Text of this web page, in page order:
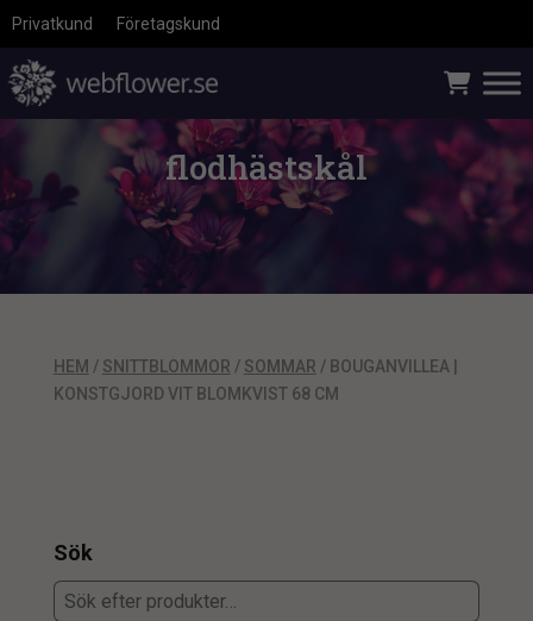
Privatkund Företagskund
flodhästskål
HEM / SNITTBLOMMOR / SOMMAR / BOUGANVILLEA |
KONSTGJORD VIT BLOMKVIST 68 CM
Sök